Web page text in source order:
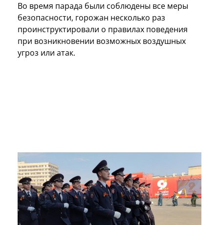
Во время парада были соблюдены все меры
безопасности, горожан несколько раз
проинструктировали о правилах поведения
при возникновении возможных воздушных
угроз или атак.